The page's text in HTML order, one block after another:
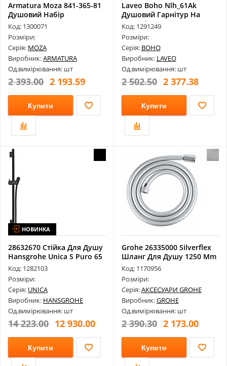
Armatura Moza 841-365-81
Душовий Набір
Код: 1300071
Розміри:
Серія: MOZA
Виробник:ARMATURA
Од.вимірювання: шт
2 393.00 2 193.59
Купити
Laveo Boho Nlh_61Ak
Душовий Гарнітур На
Штанзі
Код: 1291249
Розміри:
Серія: BOHO
Виробник: LAVEO
Од.вимірювання: шт
2 502.50 2 377.38
Купити
НОВИНКА
28632670 Стійка Для Душу
Hansgrohe Unica S Puro 65
С...
Код: 1282103
Розміри:
Серія: UNICA
Виробник: HANSGROHE
Од.вимірювання: шт
14 223.00 12 930.00
Купити
Grohe 26335000 Silverflex
Шланг Для Душу 1250 Mm
Код: 1170956
Розміри:
Серія:АКСЕСУАРИ GROHE
Виробник:GROHE
Од.вимірювання: шт
2 390.30 2 173.00
Купити